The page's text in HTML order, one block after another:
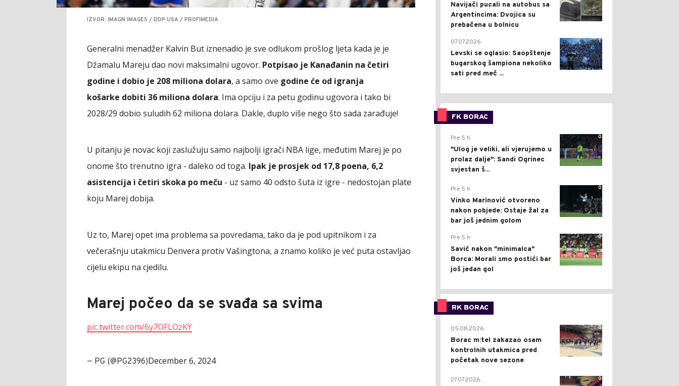
IZVOR: IMAGN IMAGES / DDP USA / PROFIMEDIA
Generalni menadžer Kalvin But iznenadio je sve odlukom prošlog ljeta kada je je
Džamalu Mareju dao novi maksimalni ugovor. Potpisao je Kanađanin na četiri
godine i dobio je 208 miliona dolara, a samo ove godine će od igranja
košarke dobiti 36 miliona dolara. Ima opciju i za petu godinu ugovora i tako bi
2028/29 dobio suludih 62 miliona dolara. Dakle, duplo više nego što sada zarađuje!
U pitanju je novac koji zaslužuju samo najbolji igrači NBA lige, međutim Marej je po
onome što trenutno igra - daleko od toga. Ipak je prosjek od 17,8 poena, 6,2
asistencija i četiri skoka po meču - uz samo 40 odsto šuta iz igre - nedostojan plate
koju Marej dobija.
Uz to, Marej opet ima problema sa povredama, tako da je pod upitnikom i za
večerašnju utakmicu Denvera protiv Vašingtona, a znamo koliko je već puta ostavljao
cijelu ekipu na cjedilu.
Marej počeo da se svađa sa svima
pic.twitter.com/6y7OFLOzKY
— PG (@PG2396)December 6, 2024
Navijači pucali na autobus sa
Argentincima: Dvojica su
prebačena u bolnicu
1
07.07.2026.
Levski se oglasio: Saopštenje
bugarskog šampiona nekoliko
sati pred meč ...
FK BORAC
0
Pre 5 h
"Ulog je veliki, ali vjerujemo u
prolaz dalje": Sandi Ogrinec
svjestan š...
0
Pre 5 h
Vinko Marinović otvoreno
nakon pobjede: Ostaje žal za
bar još jednim golom
0
Pre 5 h
Savić nakon "minimalca"
Borca: Morali smo postići bar
još jedan gol
RK BORAC
0
05.08.2026.
Borac m:tel zakazao osam
kontrolnih utakmica pred
početak nove sezone
0
27.07.2026.